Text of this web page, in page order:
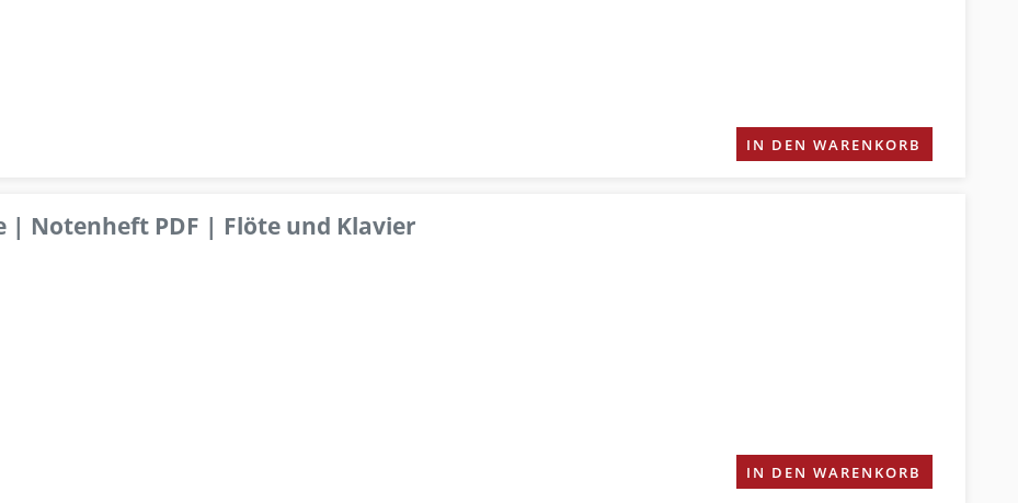
IN DEN WARENKORB
| Notenheft PDF | Flöte und Klavier
IN DEN WARENKORB